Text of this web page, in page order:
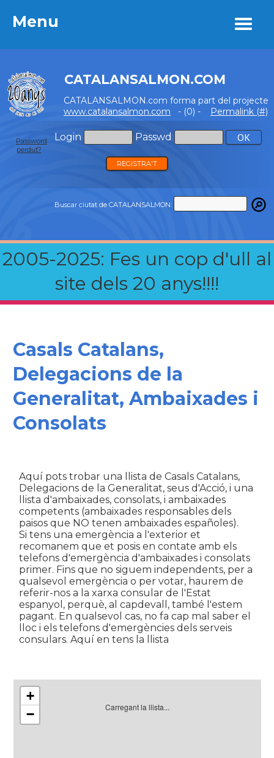
Menu
CATALANSALMON.COM
CATALANSALMON.com forma part del projecte
www.catalansalmon.com - (0) - Permalink (#)
Login Passwd
Password
perdut?
REGISTRA'T
Buscar ciutat de CATALANSALMON:
2005-2025: Fes un cop d'ull al
site dels 20 anys!!!!
Menu
Casals Catalans,
Delegacions de la
Generalitat, Ambaixades i
Consolats
Aquí pots trobar una llista de Casals Catalans,
Delegacions de la Generalitat, seus d'Acció, i una
llista d'ambaixades, consolats, i ambaixades
competents (ambaixades responsables dels
paisos que NO tenen ambaixades españoles).
Si tens una emergència a l'exterior et
recomanem que et posis en contate amb els
telefons d'emergència d'ambaixades i consolats
primer. Fins que no siguem independents, per a
qualsevol emergència o per votar, haurem de
referir-nos a la xarxa consular de l'Estat
espanyol, perquè, al capdevall, també l'estem
pagant. En qualsevol cas, no fa cap mal saber el
lloc i els telefons d'emergències dels serveis
consulars. Aquí en tens la llista
Carregant la llista...
+
−